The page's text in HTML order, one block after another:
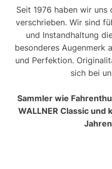
Seit 1976 haben wir uns
verschrieben. Wir sind
und Instandhaltung
besonderes Augenmerk
und Perfektion.
sich bei
Sammler wie
WALLNER Classic